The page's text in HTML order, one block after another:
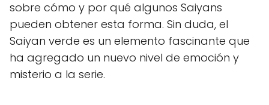
sobre cómo y por qué algunos Saiyans
pueden obtener esta forma. Sin duda, el
Saiyan verde es un elemento fascinante que
ha agregado un nuevo nivel de emoción y
misterio a la serie.